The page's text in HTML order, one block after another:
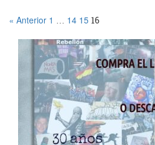
« Anterior 1 14 15 16